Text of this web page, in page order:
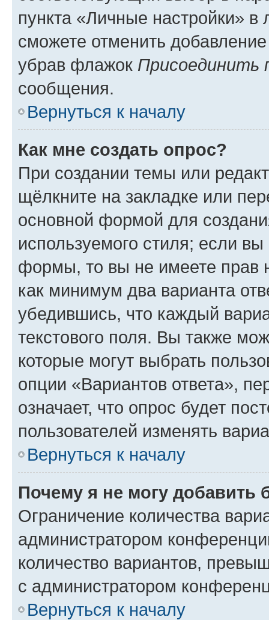
пункта «Личные настройки»
сможете отменить
убрав флажок Присоединить
сообщения.
Вернуться к началу
Как мне создать опрос?
При создании темы или
щёлкните на закладке или
основной формой для
используемого стиля; если
формы, то вы не имеете прав
как минимум два варианта
убедившись, что каждый
текстового поля. Вы также
которые могут выбрать
опции «Вариантов ответа»,
означает, что опрос будет
пользователей изменять
Вернуться к началу
Почему я не могу добавить
Ограничение количества
администратором
количество вариантов,
с администратором
Вернуться к началу